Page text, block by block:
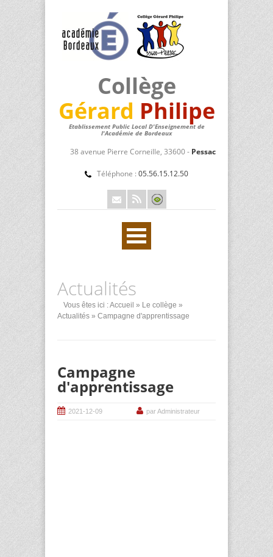
Collège
Gérard Philipe
Etablissement Public Local D'Enseignement de
l'Académie de Bordeaux
38 avenue Pierre Corneille, 33600 - Pessac
Téléphone : 05.56.15.12.50
Actualités
Vous êtes ici :Accueil » Le collège »
Actualités » Campagne d'apprentissage
Campagne
d'apprentissage
2021-12-09 par Administrateur